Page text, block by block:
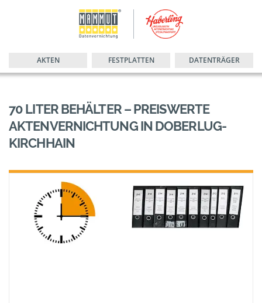
AKTEN FESTPLATTEN DATENTRÄGER
70 LITER BEHÄLTER – PREISWERTE
AKTENVERNICHTUNG IN DOBERLUG-
KIRCHHAIN